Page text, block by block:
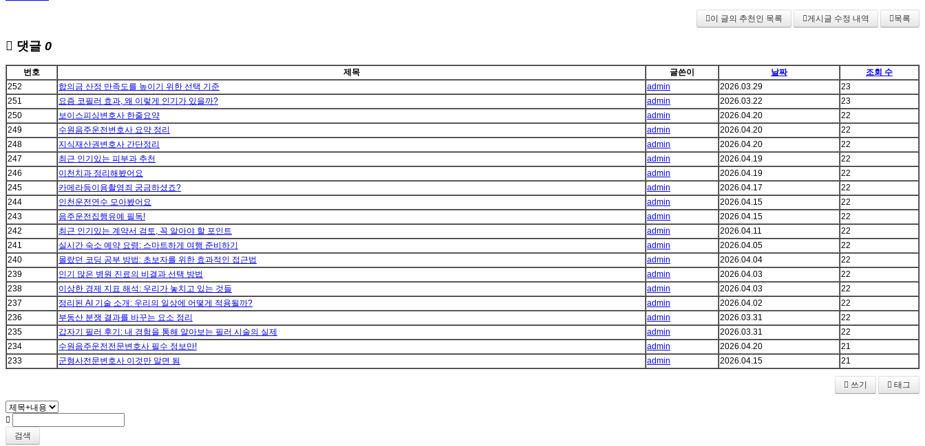
이 글의 추천인 목록 게시글 수정 내역 목록
댓글 0
번호 제목 글쓴이 날짜
조회 수
252
합의금 산정 만족도를 높이기 위한 선택 기준 admin 2026.03.29
23
251
요즘 코필러 효과, 왜 이렇게 인기가 있을까? admin 2026.03.22
23
250
보이스피싱변호사 한줄요약 admin 2026.04.20
22
249
수원음주운전변호사 요약 정리 admin 2026.04.20
22
248
지식재산권변호사 간단정리 admin 2026.04.20
22
247
최근 인기있는 피부과 추천 admin 2026.04.19
22
246
이천치과 정리해봤어요 admin 2026.04.19
22
245
카메라등이용촬영죄 궁금하셨죠? admin 2026.04.17
22
244
인천운전연수 모아봤어요 admin 2026.04.15
22
243
음주운전집행유예 필독! admin 2026.04.15
22
242
최근 인기있는 계약서 검토, 꼭 알아야 할 포인트 admin 2026.04.11
22
241
실시간 숙소 예약 요령: 스마트하게 여행 준비하기 admin 2026.04.05
22
240
몰랐던 코딩 공부 방법: 초보자를 위한 효과적인 접근법 admin 2026.04.04
22
239
인기 많은 병원 진료의 비결과 선택 방법 admin 2026.04.03
22
238
이상한 경제 지표 해석: 우리가 놓치고 있는 것들 admin 2026.04.03
22
237
정리된 AI 기술 소개: 우리의 일상에 어떻게 적용될까? admin 2026.04.02
22
236
부동산 분쟁 결과를 바꾸는 요소 정리 admin 2026.03.31
22
235
갑자기 필러 후기: 내 경험을 통해 알아보는 필러 시술의 실제 admin 2026.03.31
22
234
수원음주운전전문변호사 필수 정보만! admin 2026.04.20
21
233
군형사전문변호사 이것만 알면 됨 admin 2026.04.15 21
쓰기 태그
검색